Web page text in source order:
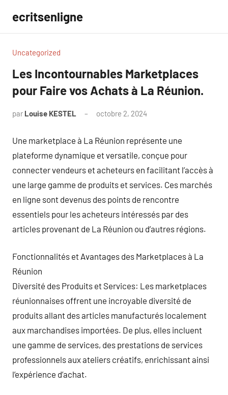
contenu
ecritsenligne
Uncategorized
Les Incontournables Marketplaces
pour Faire vos Achats à La Réunion.
par Louise KESTEL octobre 2, 2024
Une marketplace à La Réunion représente une
plateforme dynamique et versatile, conçue pour
connecter vendeurs et acheteurs en facilitant l’accès à
une large gamme de produits et services. Ces marchés
en ligne sont devenus des points de rencontre
essentiels pour les acheteurs intéressés par des
articles provenant de La Réunion ou d’autres régions.
Fonctionnalités et Avantages des Marketplaces à La
Réunion
Diversité des Produits et Services: Les marketplaces
réunionnaises offrent une incroyable diversité de
produits allant des articles manufacturés localement
aux marchandises importées. De plus, elles incluent
une gamme de services, des prestations de services
professionnels aux ateliers créatifs, enrichissant ainsi
l’expérience d’achat.